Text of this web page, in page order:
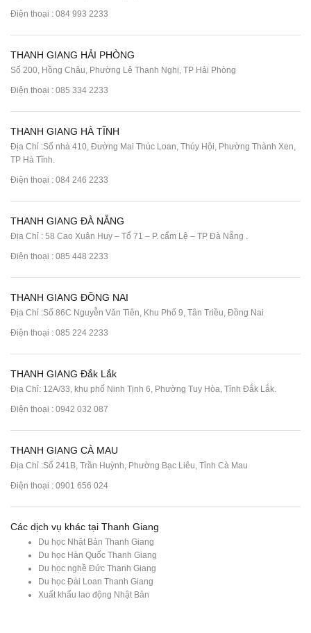
Điện thoại : 084 993 2233
THANH GIANG HẢI PHÒNG
Số 200, Hồng Châu, Phường Lê Thanh Nghị, TP Hải Phòng
Điện thoại : 085 334 2233
THANH GIANG HÀ TĨNH
Địa Chỉ :Số nhà 410, Đường Mai Thúc Loan, Thúy Hội, Phường Thành Xen,
TP Hà Tĩnh.
Điện thoại : 084 246 2233
THANH GIANG ĐÀ NẴNG
Địa Chỉ : 58 Cao Xuân Huy – Tổ 71 – P. cẩm Lệ – TP Đà Nẵng .
Điện thoại : 085 448 2233
THANH GIANG ĐỒNG NAI
Địa Chỉ :Số 86C Nguyễn Văn Tiên, Khu Phố 9, Tân Triều, Đồng Nai
Điện thoại : 085 224 2233
THANH GIANG Đắk Lắk
Địa Chỉ: 12A/33, khu phố Ninh Tịnh 6, Phường Tuy Hòa, Tỉnh Đắk Lắk.
Điện thoại : 0942 032 087
THANH GIANG CÀ MAU
Địa Chỉ :Số 241B, Trần Huỳnh, Phường Bạc Liêu, Tỉnh Cà Mau
Điện thoại : 0901 656 024
Các dịch vụ khác tại Thanh Giang
Du học Nhật Bản Thanh Giang
Du học Hàn Quốc Thanh Giang
Du học nghề Đức Thanh Giang
Du học Đài Loan Thanh Giang
Xuất khẩu lao động Nhật Bản